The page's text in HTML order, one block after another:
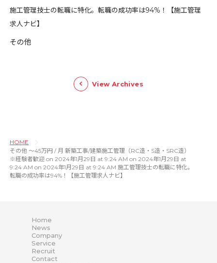
​施工管理技士の転職に特化。転職の成功率は94%！【施工管理
求人ナビ】
その他
View Archives
HOME
その他 〜45万円 / 月 新築工事/建築施工管理（RC造・S造・SRC造）
※経験者歓迎 on 2024年1月29日 at 9:24 AM on 2024年1月29日 at
9:24 AM on 2024年1月29日 at 9:24 AM 施工管理技士の転職に特化。
転職の成功率は94%！【施工管理求人ナビ】
Home
News
Company
Service
Recruit
Contact